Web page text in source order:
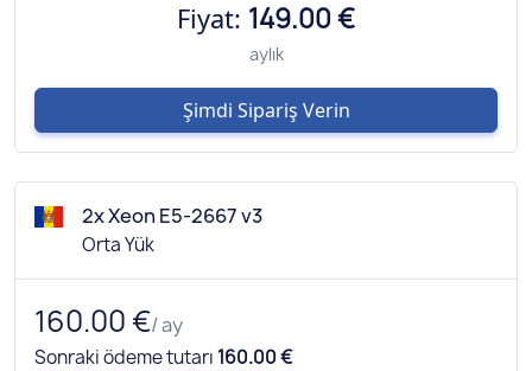
Fiyat: 149.00 €
aylık
Şimdi Sipariş Verin
2x Xeon E5-2667 v3
Orta Yük
160.00 €/ ay
Sonraki ödeme tutarı 160.00 €